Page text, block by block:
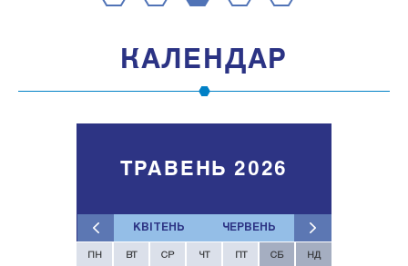
КАЛЕНДАР
КВІТЕНЬ ЧЕРВЕНЬ
ТРАВЕНЬ 2026
ПН ВТ СР ЧТ СБ НД